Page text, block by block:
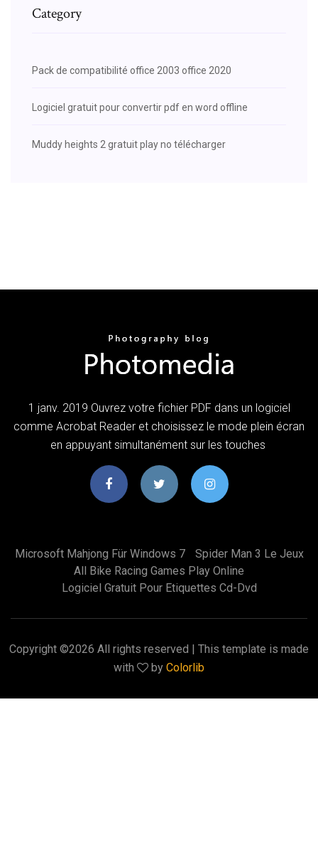
Category
Pack de compatibilité office 2003 office 2020
Logiciel gratuit pour convertir pdf en word offline
Muddy heights 2 gratuit play no télécharger
1 janv. 2019 Ouvrez votre fichier PDF dans un logiciel
comme Acrobat Reader et choisissez le mode plein écran
en appuyant simultanément sur les touches
Microsoft Mahjong Für Windows 7
Spider Man 3 Le Jeux
All Bike Racing Games Play Online
Logiciel Gratuit Pour Etiquettes Cd-Dvd
Copyright ©2026 All rights reserved | This template is made
with
by Colorlib